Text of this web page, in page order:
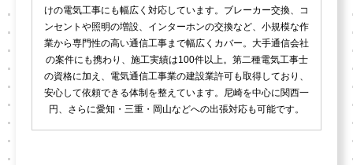
けの電気工事にも幅広く対応しています。ブレーカー交換、コ
ンセントや照明の増設、インターホンの交換など、小規模な作
業から専門性の高い通信工事まで幅広くカバー。大手通信会社
の案件にも携わり、施工実績は100件以上。第二種電気工事士
の資格に加え、電気通信工事業の建設業許可も取得しており、
安心して依頼できる体制を整えています。尼崎を中心に関西一
円、さらに愛知・三重・岡山などへの出張対応も可能です。